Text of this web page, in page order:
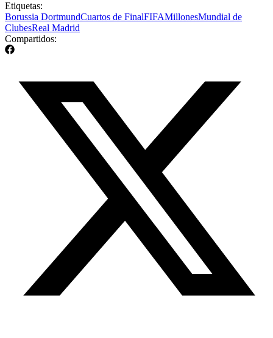
Etiquetas:
Borussia DortmundCuartos de FinalFIFAMillonesMundial de
ClubesReal Madrid
Compartidos: